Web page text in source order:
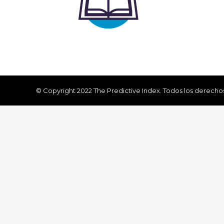
© Copyright 2022 The Predictive Index. Todos los